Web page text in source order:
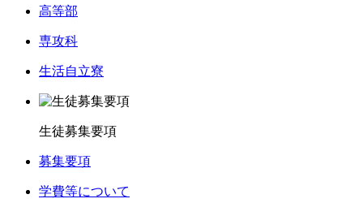
高等部
専攻科
生活自立寮
生徒募集要項
募集要項
学費等について